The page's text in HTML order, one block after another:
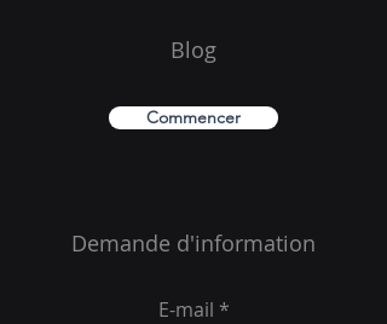
Blog
Commencer
Demande d'information
E-mail